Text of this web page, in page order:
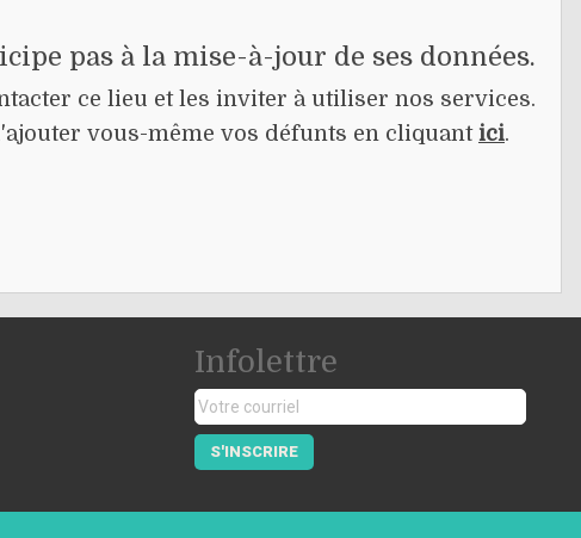
pas à la mise-à-jour de ses données.
ce lieu et les inviter à utiliser nos services.
vous-même vos défunts en cliquant ici.
Infolettre
S'INSCRIRE